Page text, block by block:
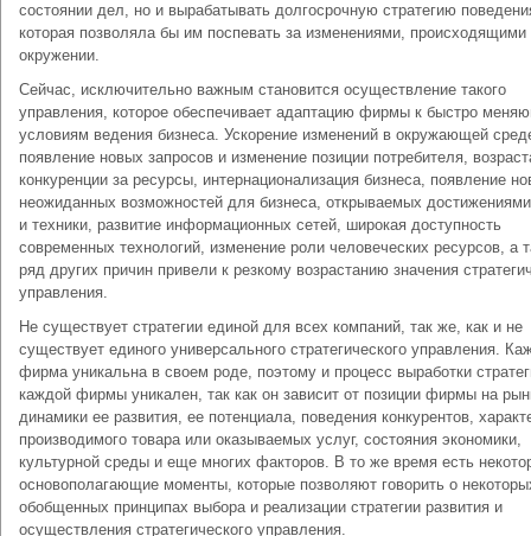
состоянии дел, но и вырабатывать долгосрочную стратегию
которая позволяла бы им поспевать за изменениями, происходящими
окружении.
Сейчас, исключительно важным становится осуществление такого
управления, которое обеспечивает адаптацию фирмы к быстро
условиям ведения бизнеса. Ускорение изменений в окружающей
появление новых запросов и изменение позиции потребителя,
конкуренции за ресурсы, интернационализация бизнеса, появление
неожиданных возможностей для бизнеса, открываемых
и техники, развитие информационных сетей, широкая доступность
современных технологий, изменение роли человеческих ресурсов, а
ряд других причин привели к резкому возрастанию значения
управления.
Не существует стратегии единой для всех компаний, так же, как и не
существует единого универсального стратегического управления.
фирма уникальна в своем роде, поэтому и процесс выработки
каждой фирмы уникален, так как он зависит от позиции фирмы на
динамики ее развития, ее потенциала, поведения конкурентов,
производимого товара или оказываемых услуг, состояния экономики,
культурной среды и еще многих факторов. В то же время есть
основополагающие моменты, которые позволяют говорить о
обобщенных принципах выбора и реализации стратегии развития и
осуществления стратегического управления.